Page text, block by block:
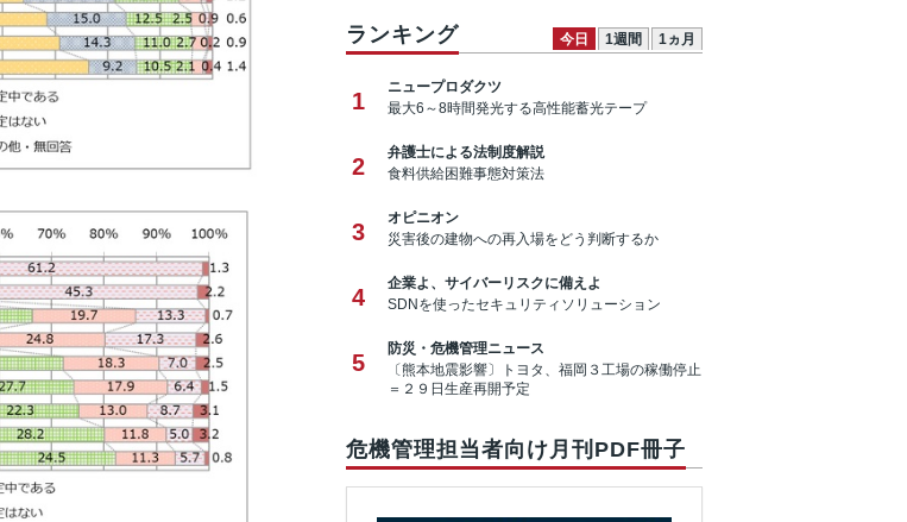
ランキング 今日 1週間 1ヵ月
1
ニュープロダクツ
最大6～8時間発光する高性能蓄光テープ
2
弁護士による法制度解説
食料供給困難事態対策法
3
オピニオン
災害後の建物への再入場をどう判断するか
4
企業よ、サイバーリスクに備えよ
SDNを使ったセキュリティソリューション
5
防災・危機管理ニュース
〔熊本地震影響〕トヨタ、福岡３工場の稼働停止
＝２９日生産再開予定
危機管理担当者向け月刊PDF冊子